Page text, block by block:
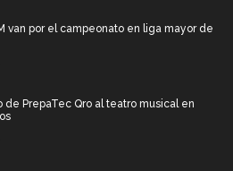
van por el campeonato en liga mayor de
de PrepaTec Qro al teatro musical en